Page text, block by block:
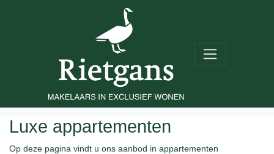
Luxe appartementen
Op deze pagina vindt u ons aanbod in appartementen